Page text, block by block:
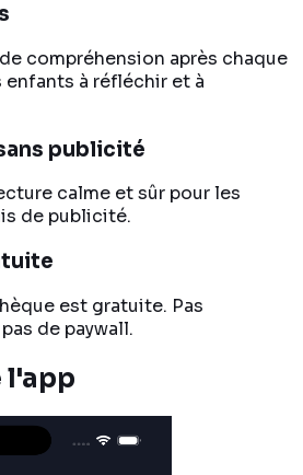
compréhension après chaque
à réfléchir et à
publicité
calme et sûr pour les
de publicité.
est gratuite. Pas
de paywall.
l'app